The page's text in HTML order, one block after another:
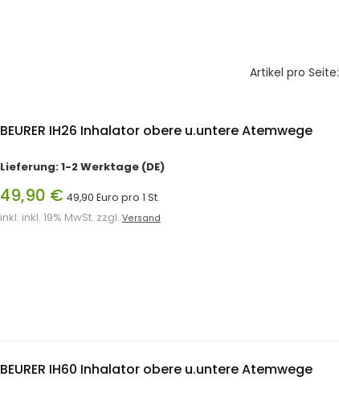
Artikel pro Seite:
BEURER IH26 Inhalator obere u.untere Atemwege
Lieferung: 1-2 Werktage (DE)
49,90 € 49,90 Euro pro 1 St.
inkl. inkl. 19% MwSt. zzgl. Versand
BEURER IH60 Inhalator obere u.untere Atemwege